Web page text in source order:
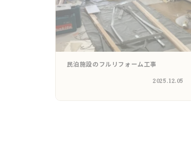
民泊施設のフルリフォーム工事
2025.12.05